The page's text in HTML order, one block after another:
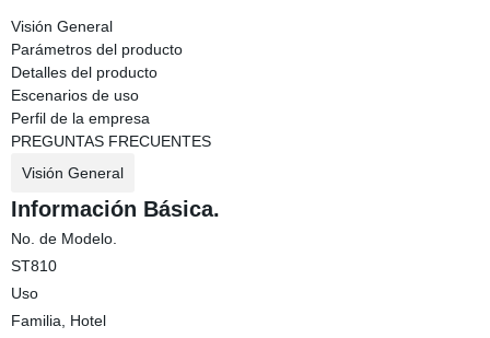
Visión General
Parámetros del producto
Detalles del producto
Escenarios de uso
Perfil de la empresa
PREGUNTAS FRECUENTES
Visión General
Información Básica.
No. de Modelo.
ST810
Uso
Familia, Hotel